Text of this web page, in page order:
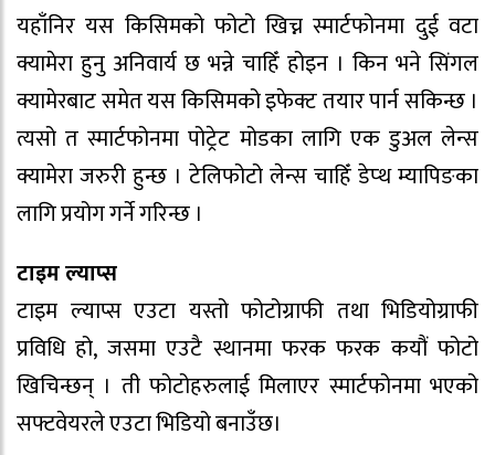
यहाँनिर यस किसिमको फोटो खिच्न स्मार्टफोनमा दुई वटा
क्यामेरा हुनु अनिवार्य छ भन्ने चाहिँ होइन । किन भने सिंगल
क्यामेरबाट समेत यस किसिमको इफेक्ट तयार पार्न सकिन्छ ।
त्यसो त स्मार्टफोनमा पोट्रेट मोडका लागि एक डुअल लेन्स
क्यामेरा जरुरी हुन्छ । टेलिफोटो लेन्स चाहिँ डेप्थ म्यापिङका
लागि प्रयोग गर्ने गरिन्छ ।
टाइम ल्याप्स
टाइम ल्याप्स एउटा यस्तो फोटोग्राफी तथा भिडियोग्राफी
प्रविधि हो, जसमा एउटै स्थानमा फरक फरक कयौं फोटो
खिचिन्छन् । ती फोटोहरुलाई मिलाएर स्मार्टफोनमा भएको
सफ्टवेयरले एउटा भिडियो बनाउँछ।